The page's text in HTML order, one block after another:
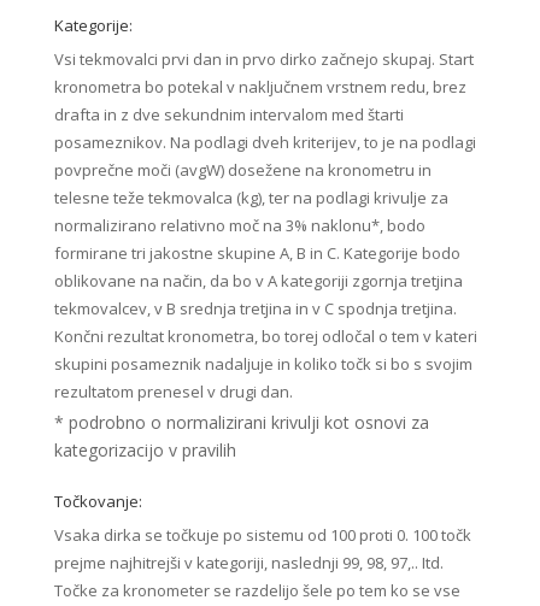
Kategorije:
Vsi tekmovalci prvi dan in prvo dirko začnejo skupaj. Start
kronometra bo potekal v naključnem vrstnem redu, brez
drafta in z dve sekundnim intervalom med štarti
posameznikov. Na podlagi dveh kriterijev, to je na podlagi
povprečne moči (avgW) dosežene na kronometru in
telesne teže tekmovalca (kg), ter na podlagi krivulje za
normalizirano relativno moč na 3% naklonu*, bodo
formirane tri jakostne skupine A, B in C. Kategorije bodo
oblikovane na način, da bo v A kategoriji zgornja tretjina
tekmovalcev, v B srednja tretjina in v C spodnja tretjina.
Končni rezultat kronometra, bo torej odločal o tem v kateri
skupini posameznik nadaljuje in koliko točk si bo s svojim
rezultatom prenesel v drugi dan.
* podrobno o normalizirani krivulji kot osnovi za
kategorizacijo v pravilih
Točkovanje:
Vsaka dirka se točkuje po sistemu od 100 proti 0. 100 točk
prejme najhitrejši v kategoriji, naslednji 99, 98, 97,.. Itd.
Točke za kronometer se razdelijo šele po tem ko se vse